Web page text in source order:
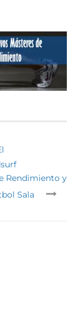
Rendimiento y
Sala